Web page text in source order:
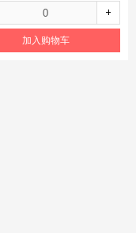
+
加入购物车